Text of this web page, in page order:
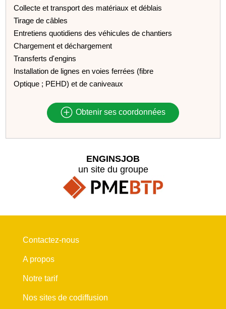
Collecte et transport des matériaux et déblais
Tirage de câbles
Entretiens quotidiens des véhicules de chantiers
Chargement et déchargement
Transferts d'engins
Installation de lignes en voies ferrées (fibre
Optique ; PEHD) et de caniveaux
Obtenir ses coordonnées
ENGINSJOB
un site du groupe
Contactez-nous
A propos
Notre tarif
Nos sites de codiffusion